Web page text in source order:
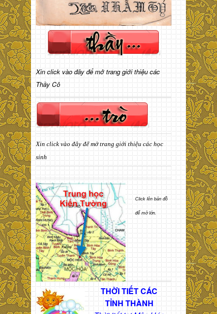
Xin click vào đây để mở trang giới thiệu các
Thầy Cô
Xin click vào đây để mở trang giới thiệu các học
sinh
Click lên bản đồ
để mở lớn.
THỜI TIẾT CÁC
TỈNH THÀNH